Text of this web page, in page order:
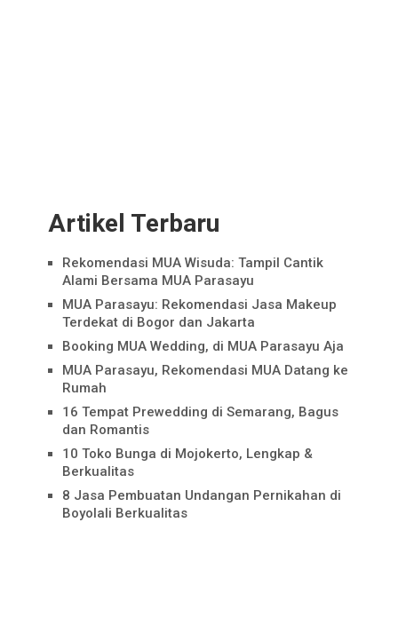
Artikel Terbaru
Rekomendasi MUA Wisuda: Tampil Cantik
Alami Bersama MUA Parasayu
MUA Parasayu: Rekomendasi Jasa Makeup
Terdekat di Bogor dan Jakarta
Booking MUA Wedding, di MUA Parasayu Aja
MUA Parasayu, Rekomendasi MUA Datang ke
Rumah
16 Tempat Prewedding di Semarang, Bagus
dan Romantis
10 Toko Bunga di Mojokerto, Lengkap &
Berkualitas
8 Jasa Pembuatan Undangan Pernikahan di
Boyolali Berkualitas